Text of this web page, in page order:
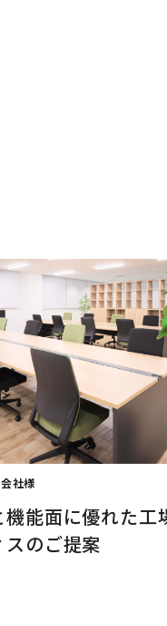
付き、など 収納のタイ
社様
機能面に優れた工
スのご提案